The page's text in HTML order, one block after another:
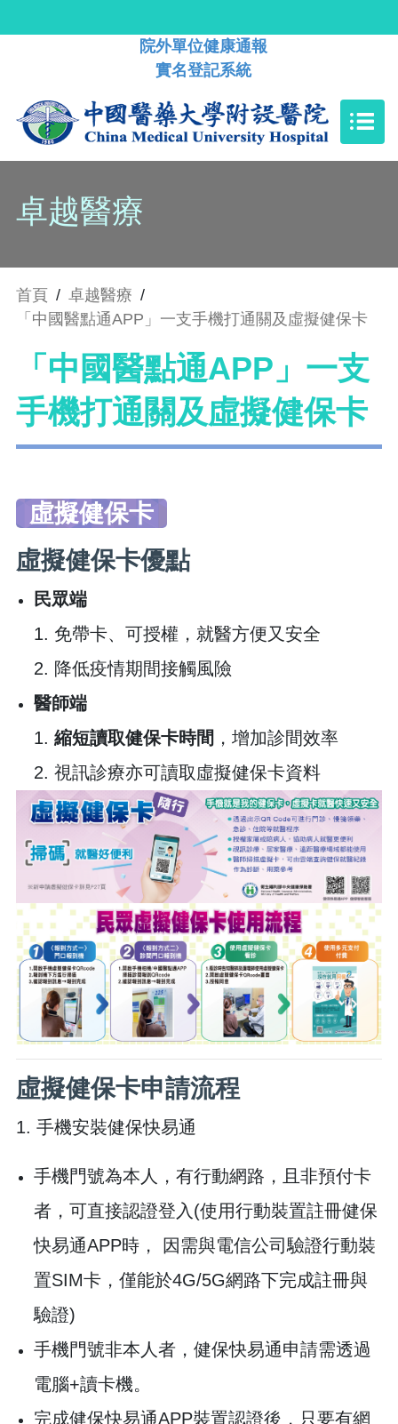
院外單位健康通報
實名登記系統
卓越醫療
首頁 / 卓越醫療 /
「中國醫點通APP」一支手機打通關及虛擬健保卡
「中國醫點通APP」一支
手機打通關及虛擬健保卡
虛擬健保卡
虛擬健保卡優點
民眾端
1. 免帶卡、可授權，就醫方便又安全
2. 降低疫情期間接觸風險
醫師端
1. 縮短讀取健保卡時間 ，增加診間效率
2. 視訊診療亦可讀取虛擬健保卡資料
虛擬健保卡申請流程
1. 手機安裝健保快易通
手機門號為本人，有行動網路，且非預付卡
者，可直接認證登入(使用行動裝置註冊健保
快易通APP時， 因需與電信公司驗證行動裝
置SIM卡，僅能於4G/5G網路下完成註冊與
驗證)
手機門號非本人者，健保快易通申請需透過
電腦+讀卡機。
完成健保快易通APP裝置認證後，只要有網